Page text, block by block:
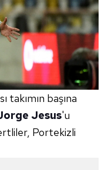
takımın başına
Jesus'u
Portekizli